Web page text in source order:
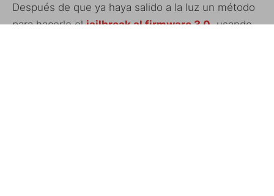
Después de que ya haya salido a la luz un método
para hacerle eljailbreak al firmware 3.0, usando